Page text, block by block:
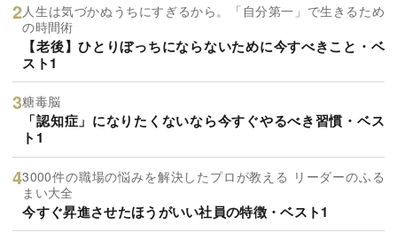
人生は気づかぬうちにすぎるから。「自分第一」で生きるため
の時間術
【老後】ひとりぼっちにならないために今すべきこと・ベ
スト1
糖毒脳
「認知症」になりたくないなら今すぐやるべき習慣・ベス
ト1
3000件の職場の悩みを解決したプロが教える リーダーのふる
まい大全
今すぐ昇進させたほうがいい社員の特徴・ベスト1